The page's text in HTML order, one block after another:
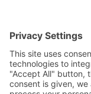
English
中文
Impressum